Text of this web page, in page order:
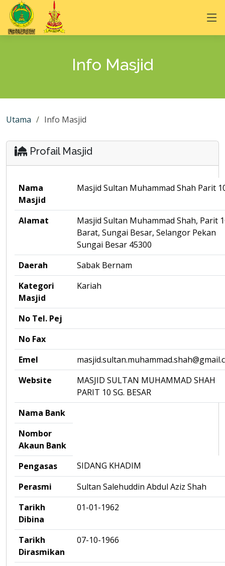
Info Masjid
Utama Info Masjid
Profail Masjid
Nama
Masjid
Masjid Sultan Muhammad Shah Parit
Alamat
Masjid Sultan Muhammad Shah, Parit
Barat, Sungai Besar, Selangor Pekan
Sungai Besar 45300
Daerah
Sabak Bernam
Kategori
Masjid
Kariah
No Tel. Pej
No Fax
Emel
Website
MASJID SULTAN MUHAMMAD SHAH
PARIT 10 SG. BESAR
Nama Bank
Nombor
Akaun Bank
Pengasas
SIDANG KHADIM
Perasmi
Sultan Salehuddin Abdul Aziz Shah
Tarikh
Dibina
01-01-1962
Tarikh
Dirasmikan
07-10-1966